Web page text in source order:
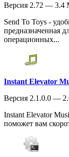
Версия 2.72 — 3.4
Send To Toys -
предназначенная
операционных...
Instant Elevator
Версия 2.1.0.0 —
Instant Elevator
поможет вам